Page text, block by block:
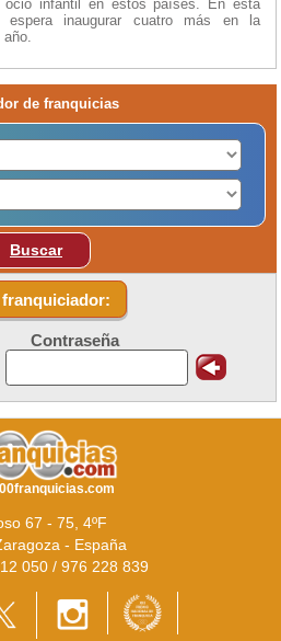
ocio infantil en estos países. En esta
espera inaugurar cuatro más en la
año.
de franquicias
Buscar
Contraseña
67 - 75, 4ºF
- España
050 / 976 228 839